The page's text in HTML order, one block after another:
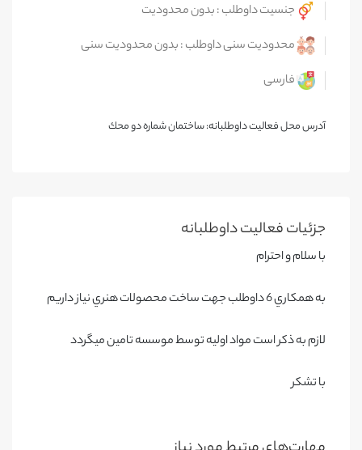
جنسیت داوطلب : بدون محدودیت
محدودیت سنی داوطلب : بدون محدودیت سنی
فارسی
آدرس محل فعالیت داوطلبانه: ساختمان شماره دو محك
جزئیات فعالیت‌ داوطلبانه
با سلام و احترام
به همكاري 6 داوطلب جهت ساخت محصولات هنري نياز داريم
لازم به ذكر است مواد اوليه توسط موسسه تامين ميگردد
با تشكر